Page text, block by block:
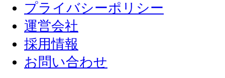
プライバシーポリシー
運営会社
採用情報
お問い合わせ